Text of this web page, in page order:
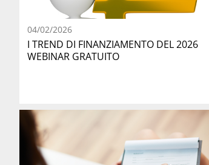
04/02/2026
I TREND DI FINANZIAMENTO DEL 2026
WEBINAR GRATUITO